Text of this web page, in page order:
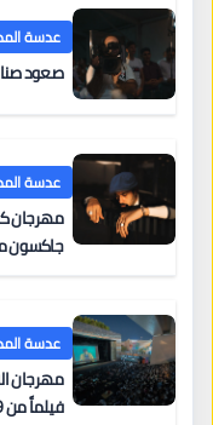
عدسة
صعود
عدسة
جاكسون
عدسة
فيلماً من 19 دولة أوروبية بالدخول المجاني